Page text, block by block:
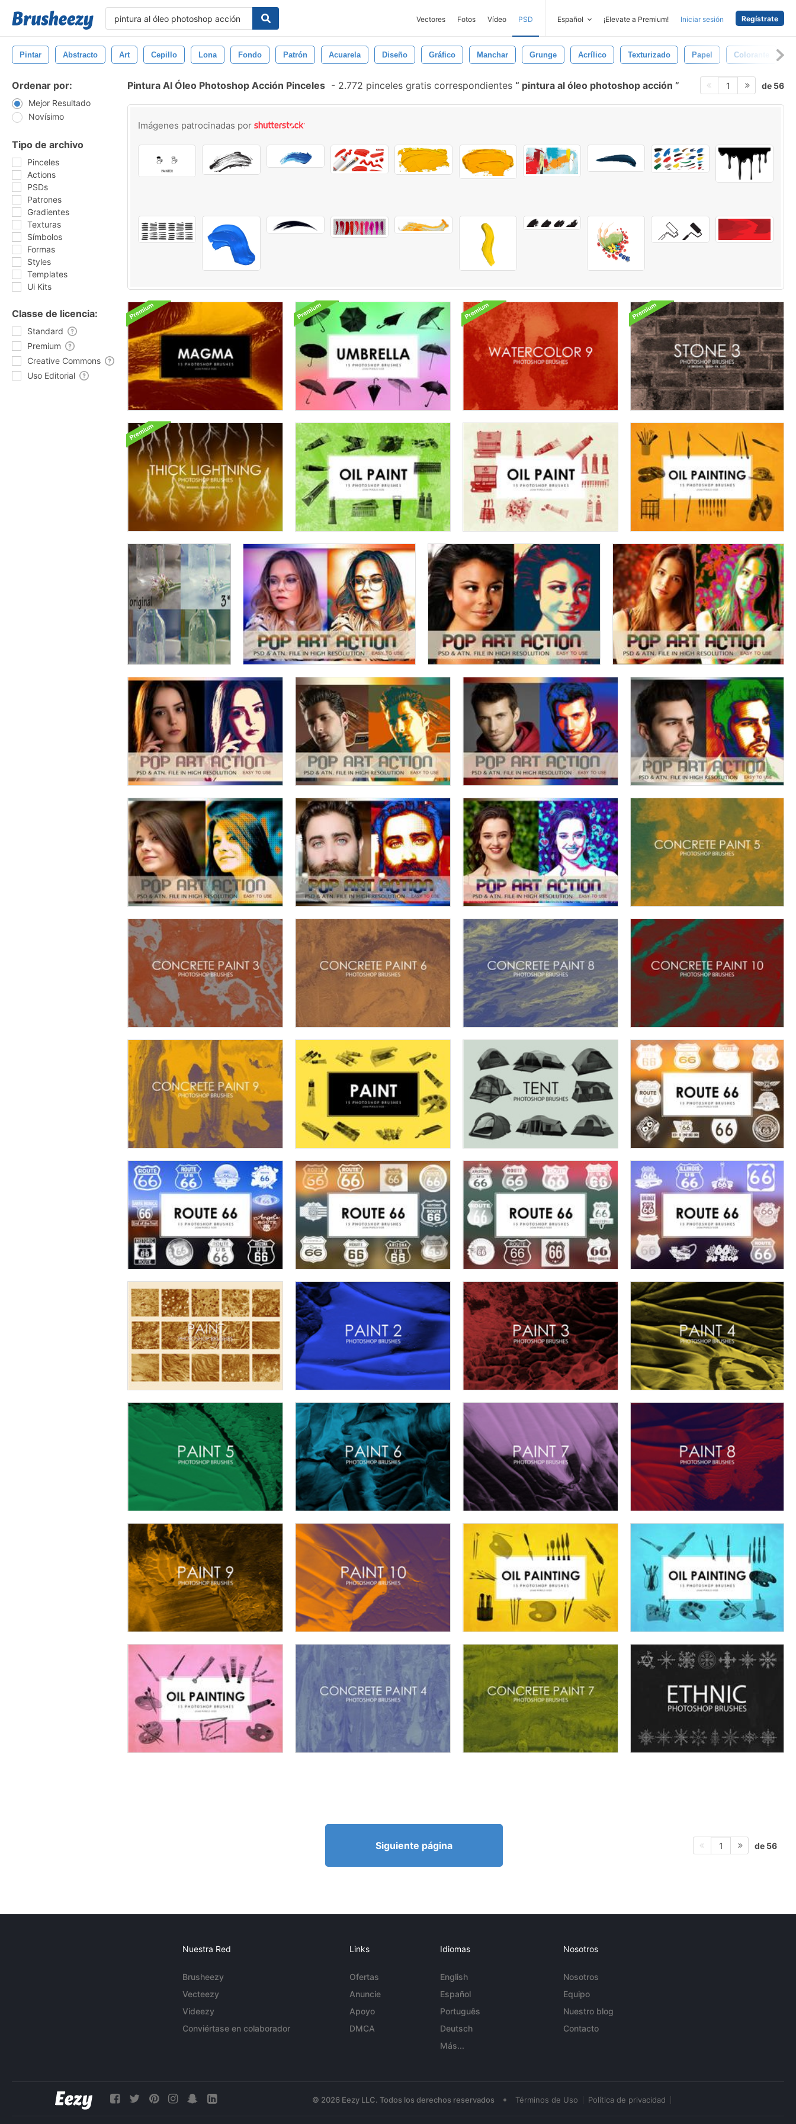
Vectores Fotos Vídeo PSD Español ¡Elevate a Premium! Iniciar sesión Regístrate
Pintar Abstracto Art Cepillo Lona Fondo Patrón Acuarela Diseño Gráfico Manchar Grunge Acrílico Texturizado Papel Colorante
Ordenar por:
Mejor Resultado
Novísimo
Tipo de archivo
Pinceles
Actions
PSDs
Patrones
Gradientes
Texturas
Símbolos
Formas
Styles
Templates
Ui Kits
Classe de licencia:
Standard
Premium
Creative Commons
Uso Editorial
Pintura Al Óleo Photoshop Acción Pinceles - 2.772 pinceles gratis correspondientes pintura al óleo photoshop acción 1 de 56
Imágenes patrocinadas por
Siguiente página 1 de 56
Nuestra Red
Brusheezy
Vecteezy
Videezy
Conviértase en colaborador
Links
Ofertas
Anuncie
Apoyo
DMCA
Idiomas
English
Español
Português
Deutsch
Más...
Nosotros
Nosotros
Equipo
Nuestro blog
Contacto
© 2026 Eezy LLC. Todos los derechos reservados • Términos de Uso Política de privacidad